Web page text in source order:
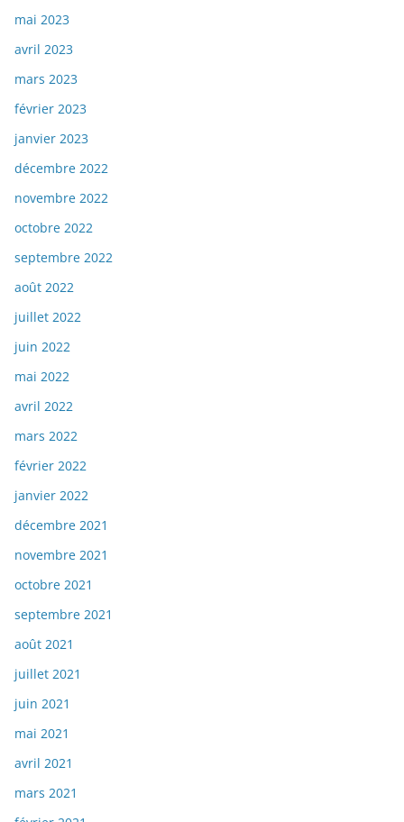
mai 2023
avril 2023
mars 2023
février 2023
janvier 2023
décembre 2022
novembre 2022
octobre 2022
septembre 2022
août 2022
juillet 2022
juin 2022
mai 2022
avril 2022
mars 2022
février 2022
janvier 2022
décembre 2021
novembre 2021
octobre 2021
septembre 2021
août 2021
juillet 2021
juin 2021
mai 2021
avril 2021
mars 2021